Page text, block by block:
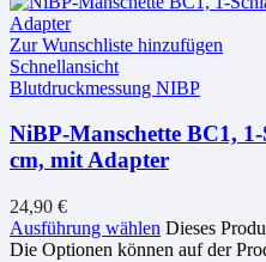
Zur Wunschliste hinzufügen
Schnellansicht
Blutdruckmessung NIBP
NiBP-Manschette BC1,
cm, mit Adapter
24,90 €
Ausführung wählen Dieses
Die Optionen können auf der